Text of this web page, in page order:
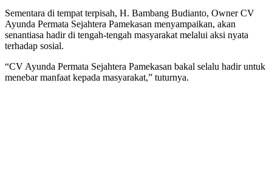
Sementara di tempat terpisah, H. Bambang Budianto, Owner CV
Ayunda Permata Sejahtera Pamekasan menyampaikan, akan
senantiasa hadir di tengah-tengah masyarakat melalui aksi nyata
terhadap sosial.
“CV Ayunda Permata Sejahtera Pamekasan bakal selalu hadir untuk
menebar manfaat kepada masyarakat,” tuturnya.